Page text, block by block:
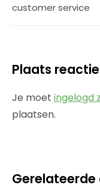
customer service
Plaats reactie
Je moet ingelogd
plaatsen.
Gerelateerde